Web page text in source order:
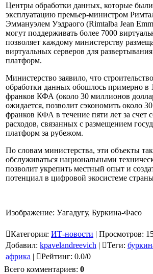
Центры обработки данных, которые
эксплуатацию премьер-министром
Эммануэлем Уэдраого (Rimtalba Jean
могут поддерживать более 7000
позволяет каждому министерству
виртуальных серверов для
платформ.
Министерство заявило, что
обработки данных обошлось примерно в
франков КФА (около 30 миллионов
ожидается, позволит сэкономить около
франков КФА в течение пяти лет за счет
расходов, связанных с размещением
платформ за рубежом.
По словам министерства, эти объекты
обслуживаться национальными
позволит укрепить местный опыт и
потенциал в цифровой экосистеме
Изображение: Уагадугу, Буркина-Фасо
Категория: ИТ-новости | Просмотров:
Добавил: kpavelandreevich | Теги:
африка | Рейтинг: 0.0/0
Всего комментариев: 0